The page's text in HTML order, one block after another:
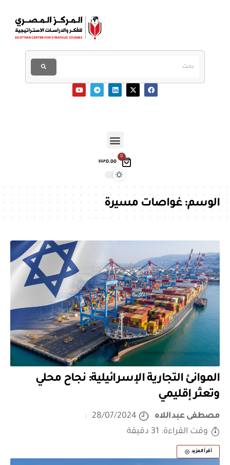
0
EGP0.00
الوسم:غواصات مسيرة
الموانئ التجارية الإسرائيلية: نجاح محلي
وتعثر إقليمي
مصطفى عبداللاه
28/07/2024
وقت القراءة: 31 دقيقة
أقرأ المزيد